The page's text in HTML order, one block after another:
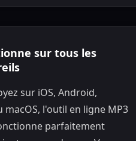
sur tous les
sur iOS, Android,
macOS, l'outil en ligne MP3
parfaitement